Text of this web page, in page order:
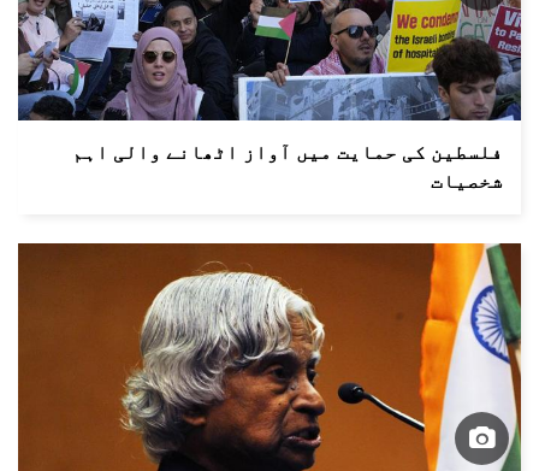
فلسطین کی حمایت میں آواز اٹھانے والی اہم
شخصیات